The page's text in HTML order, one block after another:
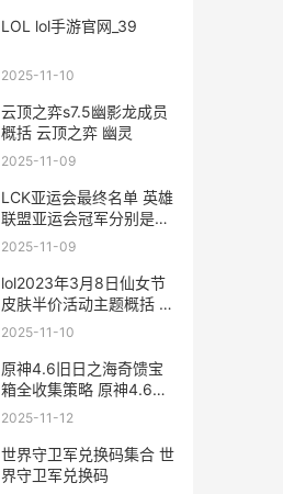
LOL lol手游官网_39
2025-11-10
云顶之弈s7.5幽影龙成员
概括 云顶之弈 幽灵
2025-11-09
LCK亚运会最终名单 英雄
联盟亚运会冠军分别是哪
个战队的
2025-11-09
lol2023年3月8日仙女节
皮肤半价活动主题概括 英
雄联盟8月30日
2025-11-10
原神4.6旧日之海奇馈宝
箱全收集策略 原神4.6旧
日之海怎么去
2025-11-12
世界守卫军兑换码集合 世
界守卫军兑换码